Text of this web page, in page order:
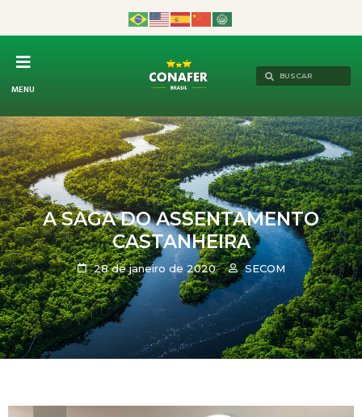
MENU
A SAGA DO ASSENTAMENTO
CASTANHEIRA
28 de janeiro de 2020 SECOM